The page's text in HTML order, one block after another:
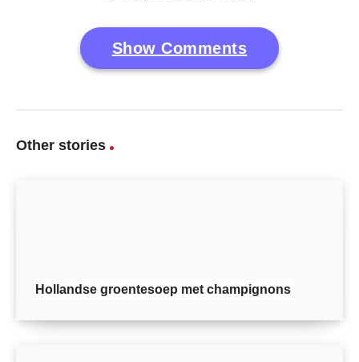
Show Comments
Other stories
Hollandse groentesoep met champignons